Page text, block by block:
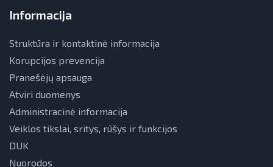
Informacija
Struktūra ir kontaktinė informacija
Korupcijos prevencija
Pranešėjų apsauga
Atviri duomenys
Administracinė informacija
Veiklos tikslai, sritys, rūšys ir funkcijos
DUK
Nuorodos